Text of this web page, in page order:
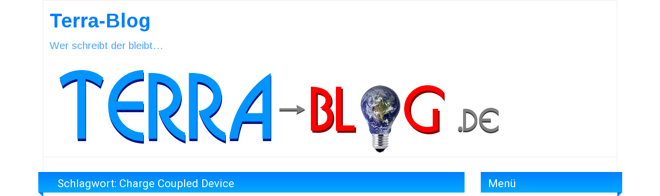
Terra-Blog
Wer schreibt der bleibt…
Schlagwort: Charge Coupled Device Menü